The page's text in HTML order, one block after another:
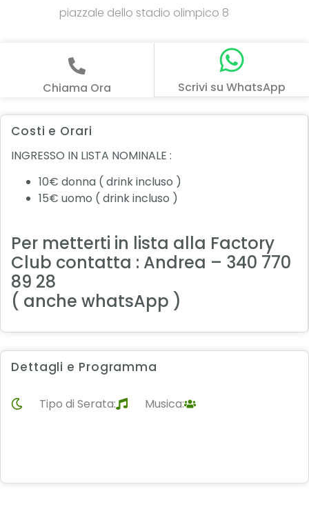
piazzale dello stadio olimpico 8
Chiama Ora Scrivi su WhatsApp
Costi e Orari
INGRESSO IN LISTA NOMINALE :
10€ donna ( drink incluso )
15€ uomo ( drink incluso )
Per metterti in lista alla Factory
Club contatta : Andrea – 340 770
89 28
( anche whatsApp )
Dettagli e Programma
Tipo di Serata: Musica: